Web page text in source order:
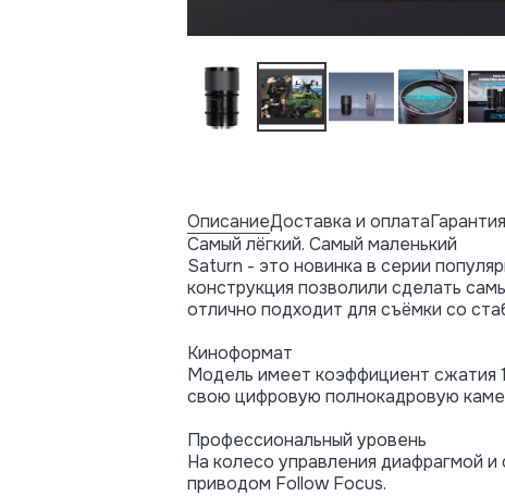
ОписаниеДоставка и оплата
Самый лёгкий. Самый маленький
Saturn - это новинка в серии
конструкция позволили сделать
отлично подходит для съёмки со
Киноформат
Модель имеет коэффициент сжатия
свою цифровую полнокадровую
Профессиональный уровень
На колесо управления диафрагмой
приводом Follow Focus.